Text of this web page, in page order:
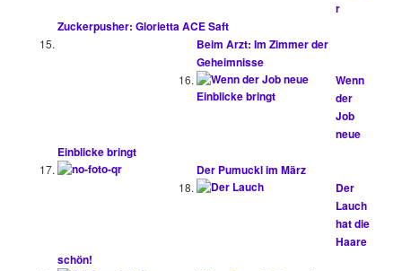
r
Zuckerpusher: Glorietta ACE Saft
Beim Arzt: Im Zimmer der
Geheimnisse
Wenn
der
Job
neue
Einblicke bringt
Der Pumuckl im März
Der
Lauch
hat die
Haare
schön!